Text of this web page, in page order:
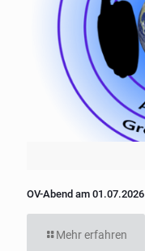
OV-Abend am 01.07.2026
Mehr erfahren